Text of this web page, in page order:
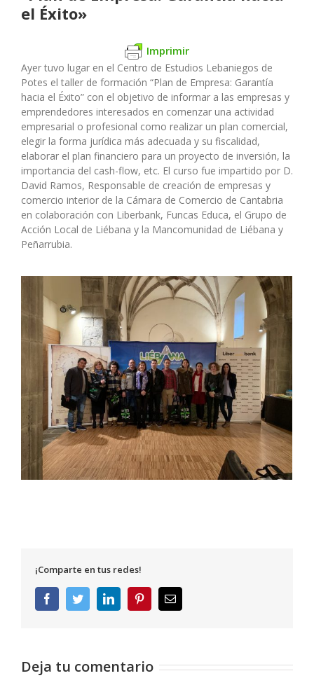
el Éxito»
Imprimir
Ayer tuvo lugar en el Centro de Estudios Lebaniegos de
Potes el taller de formación “Plan de Empresa: Garantía
hacia el Éxito” con el objetivo de informar a las empresas y
emprendedores interesados en comenzar una actividad
empresarial o profesional como realizar un plan comercial,
elegir la forma jurídica más adecuada y su fiscalidad,
elaborar el plan financiero para un proyecto de inversión, la
importancia del cash-flow, etc. El curso fue impartido por D.
David Ramos, Responsable de creación de empresas y
comercio interior de la Cámara de Comercio de Cantabria
en colaboración con Liberbank, Funcas Educa, el Grupo de
Acción Local de Liébana y la Mancomunidad de Liébana y
Peñarrubia.
¡Comparte en tus redes!
FacebookTwitterLinkedInPinterestCorreo
electrónico
Deja tu comentario